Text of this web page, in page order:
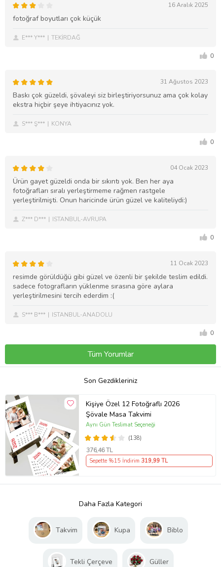
16 Aralık 2025
fotoğraf boyutları çok küçük
E*** Y*** TEKİRDAĞ
0
31 Ağustos 2023
Baskı çok güzeldi, şövaleyi siz birleştiriyorsunuz ama çok kolay
ekstra hiçbir şeye ihtiyacınız yok.
S*** Ş*** KONYA
0
04 Ocak 2023
Ürün gayet güzeldi onda bir sıkıntı yok. Ben her aya
fotoğrafları sıralı yerleştirmeme rağmen rastgele
yerleştirilmişti. Onun haricinde ürün güzel ve kaliteliydi:)
Z*** D*** ISTANBUL-AVRUPA
0
11 Ocak 2023
resimde görüldüğü gibi güzel ve özenli bir şekilde teslim edildi.
sadece fotografların yüklenme sırasına göre aylara
yerleştirilmesini tercih ederdim :(
S*** B*** ISTANBUL-ANADOLU
0
Tüm Yorumlar
Son Gezdikleriniz
Kişiye Özel 12 Fotoğraflı 2026
Şövale Masa Takvimi
(138)
Aynı Gün Teslimat Seçeneği
376,46 TL
Sepette %15 İndirim 319,99 TL
Daha Fazla Kategori
Takvim Kupa Biblo
Tekli Çerçeve Güller